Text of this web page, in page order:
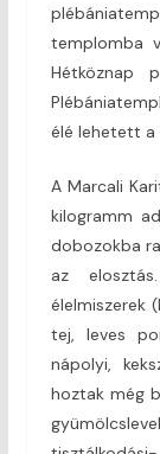
templomba
Hétköznap
élé lehetett a
A Marcali
kilogramm
dobozokba
az
élelmiszerek
tej, leves
nápolyi,
hoztak még